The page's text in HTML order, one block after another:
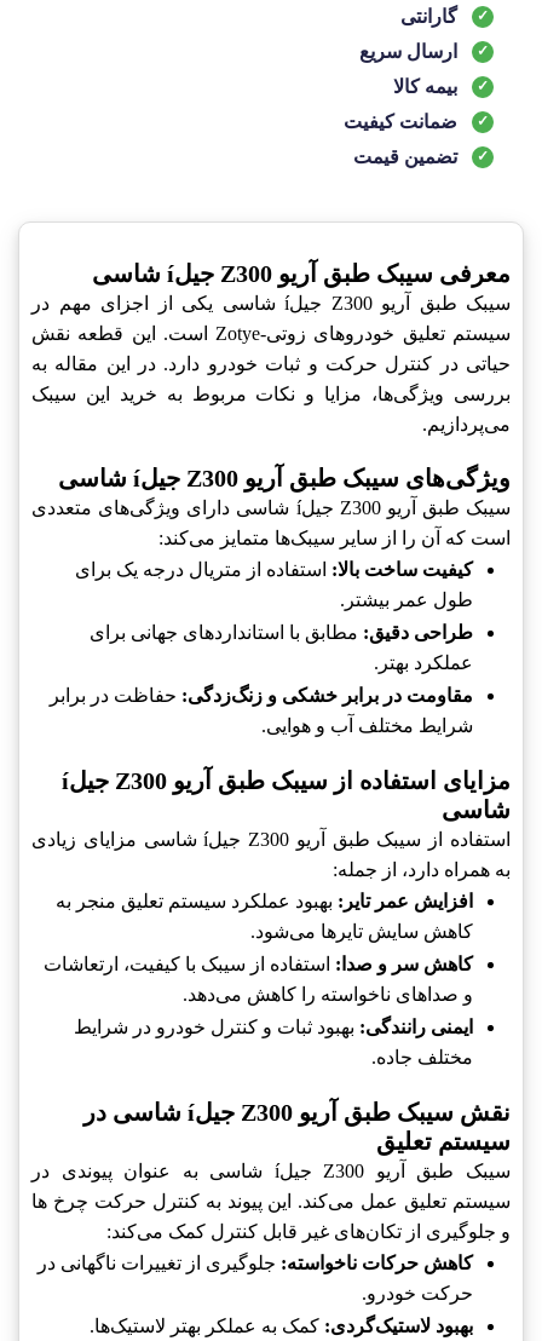
گارانتی
ارسال سریع
بیمه کالا
ضمانت کیفیت
تضمین قیمت
معرفی سیبک طبق آریو Z300 جیلí شاسی
سیبک طبق آریو Z300 جیلí شاسی یکی از اجزای مهم در
سیستم تعلیق خودروهای زوتی-Zotye است. این قطعه نقش
حیاتی در کنترل حرکت و ثبات خودرو دارد. در این مقاله به
بررسی ویژگی‌ها، مزایا و نکات مربوط به خرید این سیبک
می‌پردازیم.
ویژگی‌های سیبک طبق آریو Z300 جیلí شاسی
سیبک طبق آریو Z300 جیلí شاسی دارای ویژگی‌های متعددی
است که آن را از سایر سیبک‌ها متمایز می‌کند:
کیفیت ساخت بالا: استفاده از متریال درجه یک برای
طول عمر بیشتر.
طراحی دقیق: مطابق با استانداردهای جهانی برای
عملکرد بهتر.
مقاومت در برابر خشکی و زنگ‌زدگی: حفاظت در برابر
شرایط مختلف آب و هوایی.
مزایای استفاده از سیبک طبق آریو Z300 جیلí
شاسی
استفاده از سیبک طبق آریو Z300 جیلí شاسی مزایای زیادی
به همراه دارد، از جمله:
افزایش عمر تایر: بهبود عملکرد سیستم تعلیق منجر به
کاهش سایش تایرها می‌شود.
کاهش سر و صدا: استفاده از سیبک با کیفیت، ارتعاشات
و صداهای ناخواسته را کاهش می‌دهد.
ایمنی رانندگی: بهبود ثبات و کنترل خودرو در شرایط
مختلف جاده.
نقش سیبک طبق آریو Z300 جیلí شاسی در
سیستم تعلیق
سیبک طبق آریو Z300 جیلí شاسی به عنوان پیوندی در
سیستم تعلیق عمل می‌کند. این پیوند به کنترل حرکت چرخ ها
و جلوگیری از تکان‌های غیر قابل کنترل کمک می‌کند:
کاهش حرکات ناخواسته: جلوگیری از تغییرات ناگهانی در
حرکت خودرو.
بهبود لاستیک‌گردی: کمک به عملکر بهتر لاستیک‌ها.